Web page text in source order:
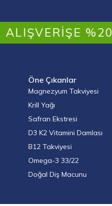
%20
Öne Çıkanlar
Magnezyum Takviyesi
Krill Yağı
Safran Ekstresi
D3 K2 Vitamini Damlası
B12 Takviyesi
Omega-3 33/22
Doğal Diş Macunu